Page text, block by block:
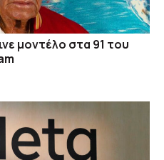
μοντέλο στα 91 του